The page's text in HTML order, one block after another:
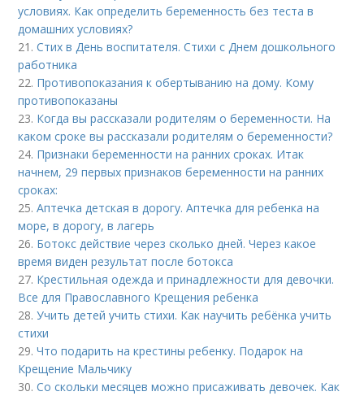
условиях. Как определить беременность без теста в
домашних условиях?
21.Стих в День воспитателя. Стихи с Днем дошкольного
работника
22. Противопоказания к обертыванию на дому. Кому
противопоказаны
23. Когда вы рассказали родителям о беременности. На
каком сроке вы рассказали родителям о беременности?
24. Признаки беременности на ранних сроках. Итак
начнем, 29 первых признаков беременности на ранних
сроках:
25.Аптечка детская в дорогу. Аптечка для ребенка на
море, в дорогу, в лагерь
26. Ботокс действие через сколько дней. Через какое
время виден результат после ботокса
27. Крестильная одежда и принадлежности для девочки.
Все для Православного Крещения ребенка
28.Учить детей учить стихи. Как научить ребёнка учить
стихи
29.Что подарить на крестины ребенку. Подарок на
Крещение Мальчику
30.Со скольки месяцев можно присаживать девочек. Как